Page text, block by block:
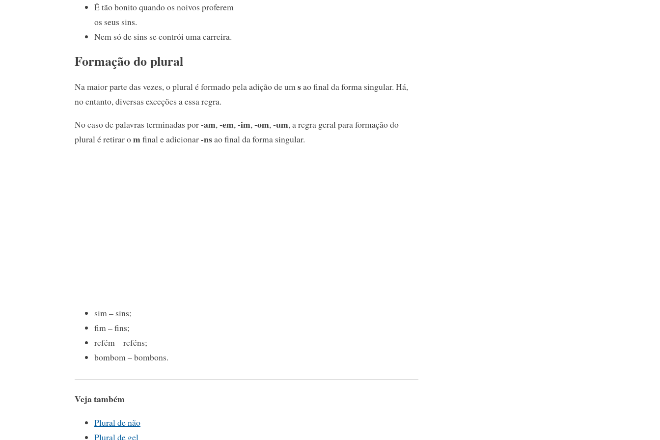
É tão bonito quando os noivos proferem
os seus sins.
Nem só de sins se contrói uma carreira.
Formação do plural
Na maior parte das vezes, o plural é formado pela adição de um sao final da forma singular. Há,
no entanto, diversas exceções a essa regra.
No caso de palavras terminadas por-am,-em,-im,-om,-um, a regra geral para formação do
plural é retirar omfinal e adicionar-nsao final da forma singular.
sim – sins;
fim – fins;
refém – reféns;
bombom – bombons.
Veja também
Plural de não
Plural de gel